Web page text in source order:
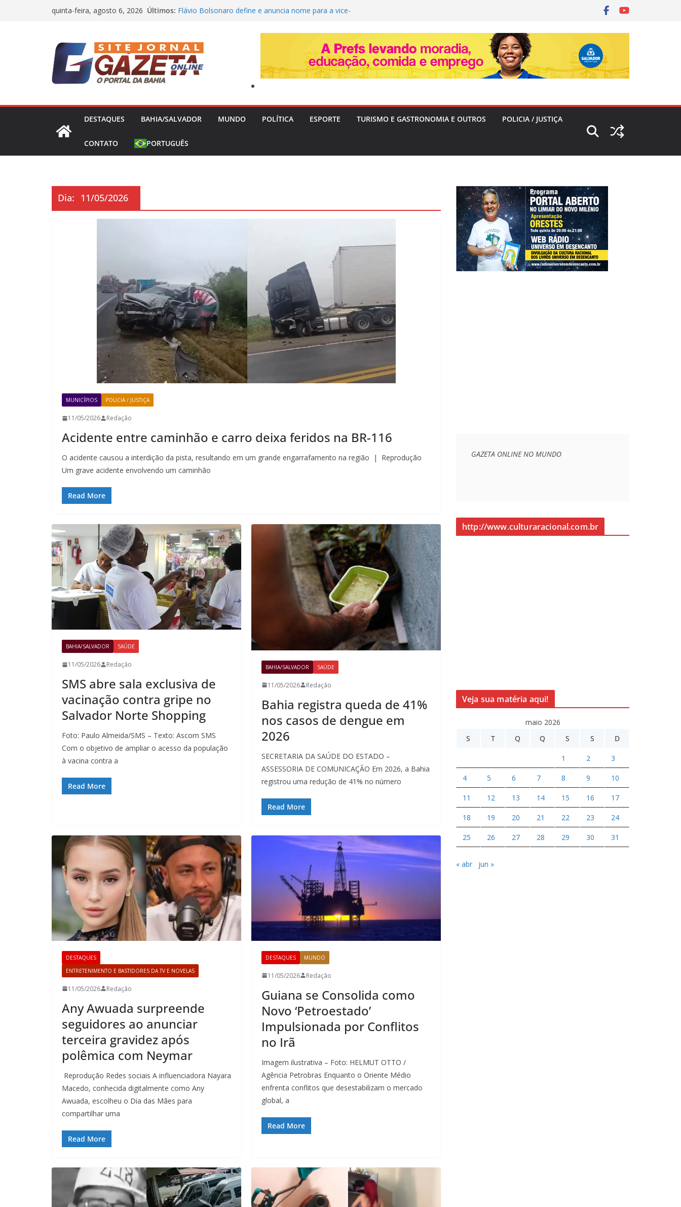
quinta-feira, agosto 6, 2026 Últimos: Flávio Bolsonaro define e anuncia nome para a vice-
Concessões de Táxi na Bahia com Prejuízo Tributário
Capitão da Seleção de Uganda e do SC Villa, David Owori É
Morto a Pedradas Durante Assalto em Kampala
Polícia Civil Destrói Plantação com 20 Mil Pés de Maconha e
Causa Prejuízo de R$ 4 Milhões na Bahia
DESTAQUES
BAHIA/SALVADOR MUNDO POLÍTICA ESPORTE TURISMO E GASTRONOMIA E OUTROS POLICIA / JUSTIÇA
CONTATO PORTUGUÊS
Dia: 11/05/2026
MUNICÍPIOS POLICIA / JUSTIÇA
11/05/2026 Redação
Acidente entre caminhão e carro deixa feridos na BR-116
O acidente causou a interdição da pista, resultando em um grande engarrafamento na região | Reprodução
Um grave acidente envolvendo um caminhão
Read More
BAHIA/SALVADOR SAÚDE
11/05/2026 Redação
SMS abre sala exclusiva de
vacinação contra gripe no
Salvador Norte Shopping
Foto: Paulo Almeida/SMS – Texto: Ascom SMS
Com o objetivo de ampliar o acesso da população
à vacina contra a
Read More
BAHIA/SALVADOR SAÚDE
11/05/2026 Redação
Bahia registra queda de 41%
nos casos de dengue em
2026
SECRETARIA DA SAÚDE DO ESTADO –
ASSESSORIA DE COMUNICAÇÃO Em 2026, a Bahia
registrou uma redução de 41% no número
Read More
DESTAQUES
ENTRETENIMENTO E BASTIDORES DA TV E NOVELAS
11/05/2026 Redação
Any Awuada surpreende
seguidores ao anunciar
terceira gravidez após
polêmica com Neymar
Reprodução Redes sociais A influenciadora Nayara
Macedo, conhecida digitalmente como Any
Awuada, escolheu o Dia das Mães para
compartilhar uma
Read More
DESTAQUES MUNDO
11/05/2026 Redação
Guiana se Consolida como
Novo ‘Petroestado’
Impulsionada por Conflitos
no Irã
Imagem ilustrativa – Foto: HELMUT OTTO /
Agência Petrobras Enquanto o Oriente Médio
enfrenta conflitos que desestabilizam o mercado
global, a
Read More
GAZETA ONLINE NO MUNDO
http://www.culturaracional.com.br
Veja sua matéria aqui!
maio 2026
S
T Q Q S S D
1 2 3
4 5 6 7 8 9 10
11 12 13 14 15 16 17
18 19 20 21 22 23 24
25 26 27 28 29 30 31
« abr jun »